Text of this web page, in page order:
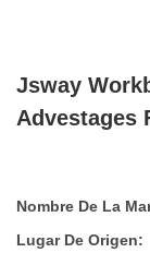
Jsway
Advestages
Nombre De La
Lugar De Origen: